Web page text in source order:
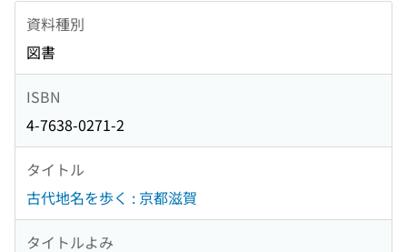
資料種別
図書
ISBN
4-7638-0271-2
タイトル
古代地名を歩く : 京都滋賀
タイトルよみ